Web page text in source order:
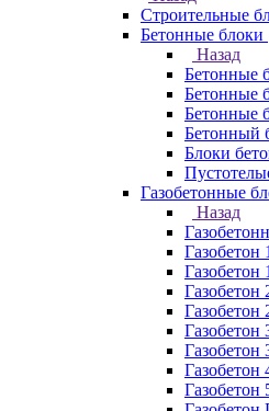
Строительные
Бетонные блоки
Назад
Бетонные
Бетонные
Бетонные
Бетонный
Блоки
Газобетонные
Назад
Газобетон
Газобетон
Газобетон
Газобетон
Газобетон
Газобетон
Газобетон
Газобетон